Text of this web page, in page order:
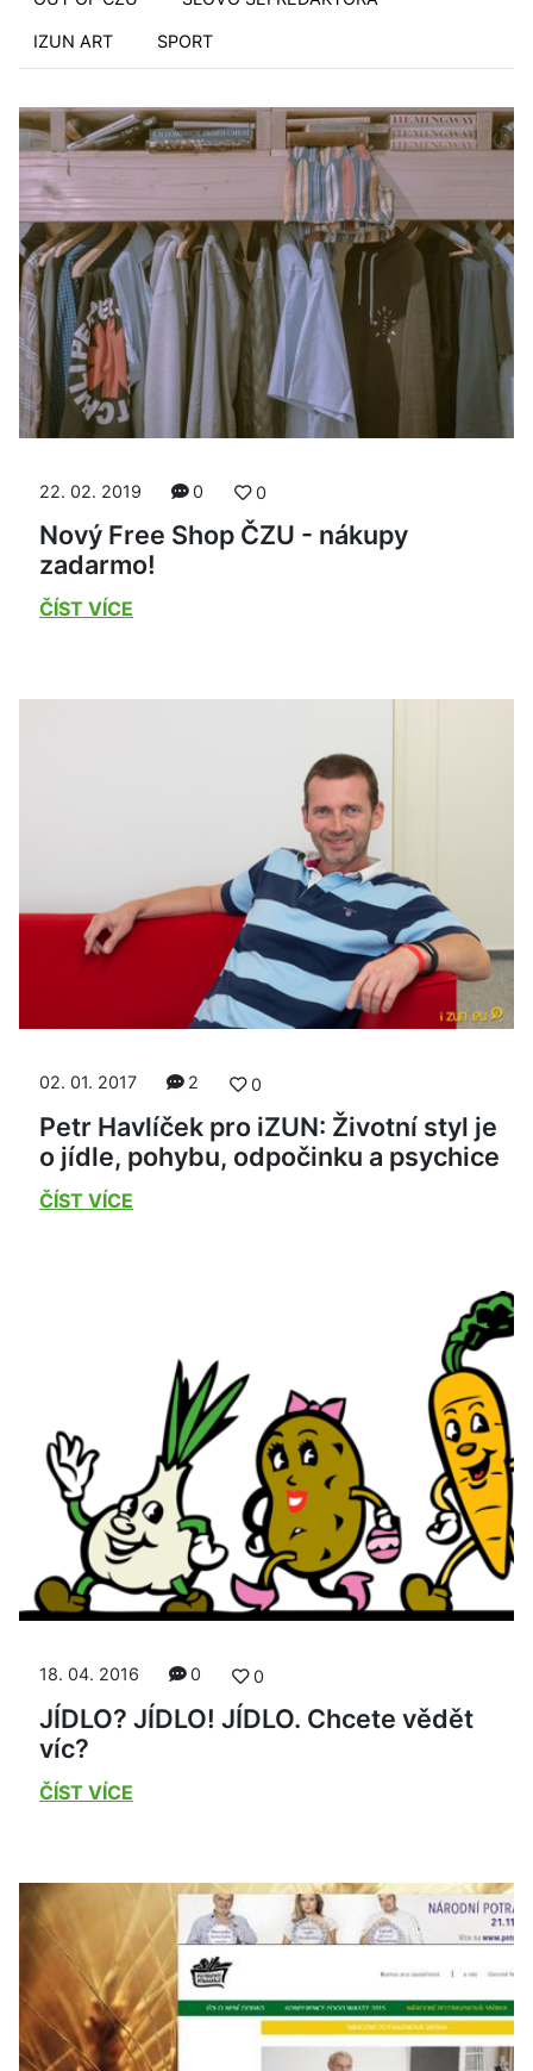
IZUN ART SPORT
22. 02. 2019 0 0
Nový Free Shop ČZU - nákupy
zadarmo!
ČÍST VÍCE
02. 01. 2017 2 0
Petr Havlíček pro iZUN: Životní styl je
o jídle, pohybu, odpočinku a psychice
ČÍST VÍCE
18. 04. 2016 0 0
JÍDLO? JÍDLO! JÍDLO. Chcete vědět
víc?
ČÍST VÍCE